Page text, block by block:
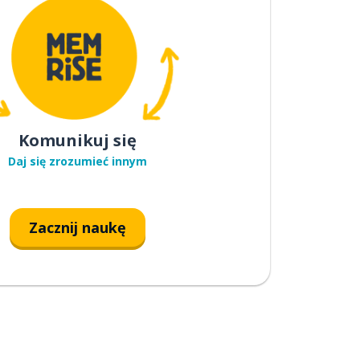
Komunikuj się
Daj się zrozumieć innym
Zacznij naukę